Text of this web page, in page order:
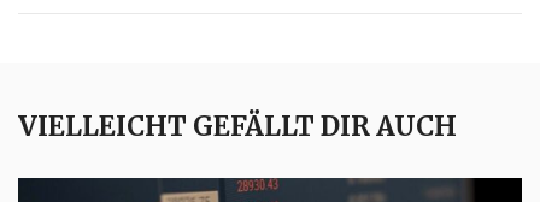
VIELLEICHT GEFÄLLT DIR AUCH